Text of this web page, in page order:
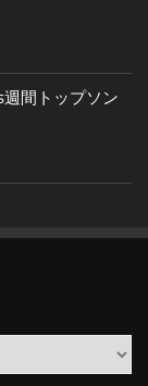
間トップソン